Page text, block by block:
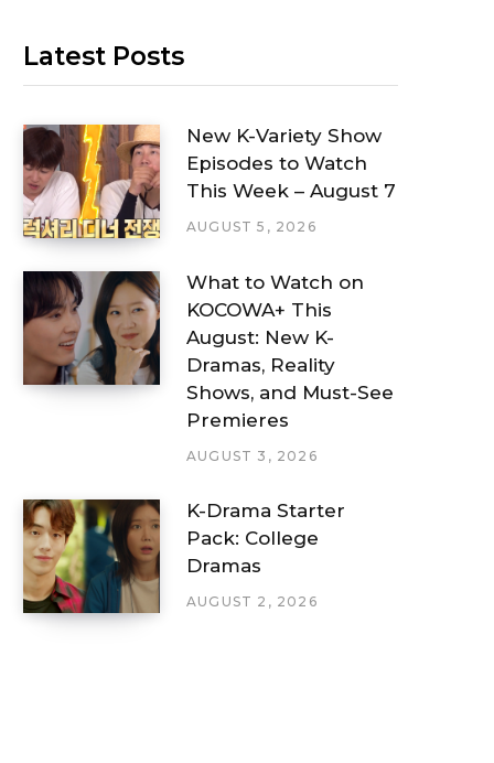
Latest Posts
New K-Variety Show
Episodes to Watch
This Week – August 7
AUGUST 5, 2026
What to Watch on
KOCOWA+ This
August: New K-
Dramas, Reality
Shows, and Must-See
Premieres
AUGUST 3, 2026
K-Drama Starter
Pack: College
Dramas
AUGUST 2, 2026